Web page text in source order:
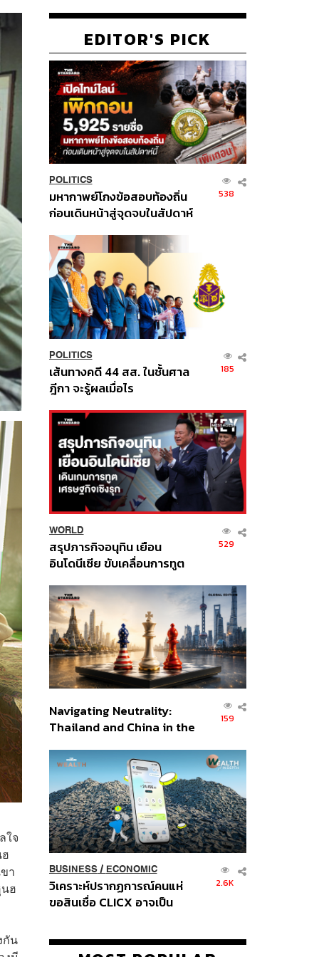
ใจ
า
ฮ
กัน
EDITOR'S PICK
POLITICS
มหากาพย์โกงข้อสอบท้องถิ่น
ก่อนเดินหน้าสู่จุดจบในสัปดาห์
538
POLITICS
เส้นทางคดี 44 สส. ในชั้นศาล
ฎีกา จะรู้ผลเมื่อไร
185
WORLD
สรุปภารกิจอนุทิน เยือน
อินโดนีเซีย ขับเคลื่อนการทูต
ส่วนยุทธศาสตร์ไทย –
อินโดนีเซีย
529
Navigating Neutrality:
Thailand and China in the
Order
159
BUSINESS/ ECONOMIC
วิเคราะห์ปรากฏการณ์คนแห่
ขอสินเชื่อ CLICX อาจเป็น
ปัญหาหนี้ครัวเรือนไทยที่ถูกซุก
2.6K